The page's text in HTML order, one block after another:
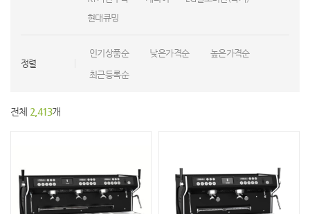
현대큐밍
정렬
인기상품순 낮은가격순 높은가격순
최근등록순
전체 2,413개